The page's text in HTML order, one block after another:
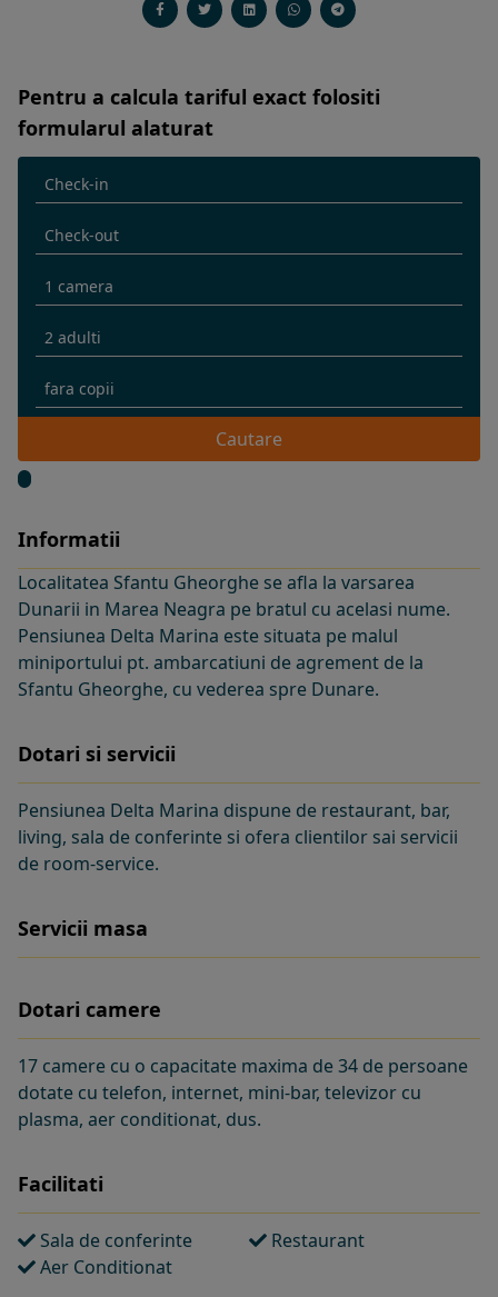
Pentru a calcula tariful exact folositi
formularul alaturat
Cautare
Informatii
Localitatea Sfantu Gheorghe se afla la varsarea
Dunarii in Marea Neagra pe bratul cu acelasi nume.
Pensiunea Delta Marina este situata pe malul
miniportului pt. ambarcatiuni de agrement de la
Sfantu Gheorghe, cu vederea spre Dunare.
Dotari si servicii
Pensiunea Delta Marina dispune de restaurant, bar,
living, sala de conferinte si ofera clientilor sai servicii
de room-service.
Servicii masa
Dotari camere
17 camere cu o capacitate maxima de 34 de persoane
dotate cu telefon, internet, mini-bar, televizor cu
plasma, aer conditionat, dus.
Facilitati
Sala de conferinte
Restaurant
Aer Conditionat